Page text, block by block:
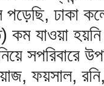
ঢাকা
কম যাওয়া
সপরিবারে
ফয়সাল,